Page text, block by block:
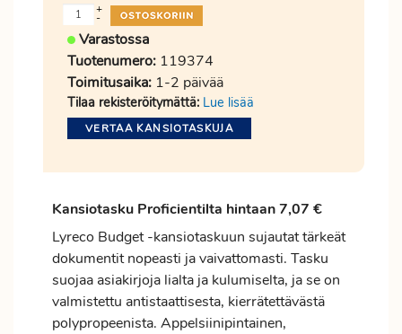
-
+
Varastossa
Tuotenumero: 119374
Toimitusaika: 1-2 päivää
Tilaa rekisteröitymättä: Lue lisää
VERTAA KANSIOTASKUJA
Kansiotasku Proficientilta hintaan 7,07 €
Lyreco Budget -kansiotaskuun sujautat tärkeät
dokumentit nopeasti ja vaivattomasti. Tasku
suojaa asiakirjoja lialta ja kulumiselta, ja se on
valmistettu antistaattisesta, kierrätettävästä
polypropeenista. Appelsiinipintainen,